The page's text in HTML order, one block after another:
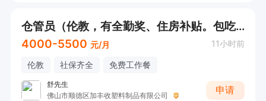
仓管员（伦教，有全勤奖、住房补贴。包吃不包住）
4000-5500 元/月 11小时前
伦教 社保齐全 免费工作餐
舒先生
佛山市顺德区加丰收塑料制品有限公司
申请